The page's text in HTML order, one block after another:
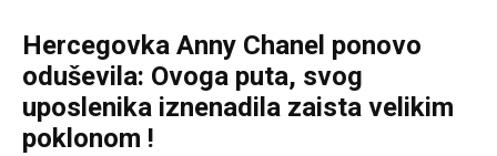
Hercegovka Anny Chanel ponovo
oduševila: Ovoga puta, svog
uposlenika iznenadila zaista velikim
poklonom !